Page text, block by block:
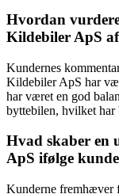
Hvordan
Kildebiler ApS
Kundernes
Kildebiler ApS har
har været en god
byttebilen, hvilket har
Hvad skaber en
ApS ifølge
Kunderne fremhæver